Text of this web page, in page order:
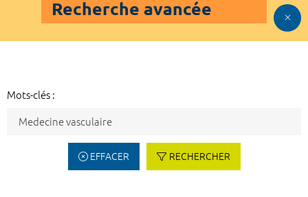
Recherche avancée
Mots-clés :
EFFACER RECHERCHER